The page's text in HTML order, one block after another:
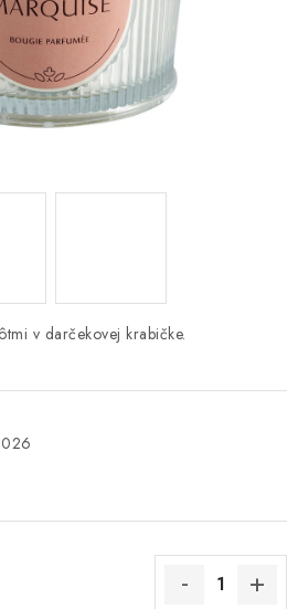
údajov
v darčekovej krabičke.